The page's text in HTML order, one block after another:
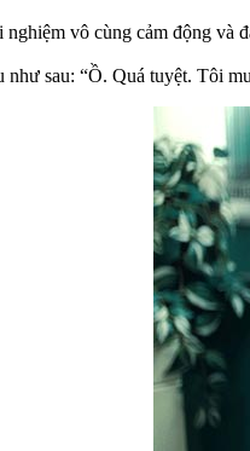
vô cùng cảm động và
như sau: “Ồ. Quá tuyệt. Tôi